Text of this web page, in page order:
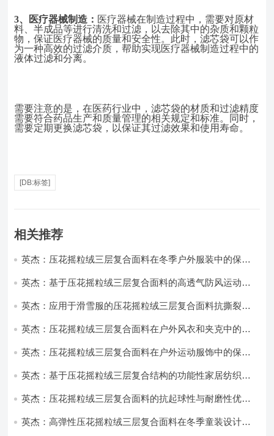
3、 医疗器械制造： 医疗器械在制造过程中，需要对原材
料、半成品等进行清洗和过滤，以去除其中的杂质和颗粒
物，保证医疗器械的质量和安全性。此时，滤芯袋可以作
为一种高效的过滤介质，帮助实现医疗器械制造过程中的
液体过滤和分离。
需要注意的是，在医药行业中，滤芯袋的材质和过滤精度
需要符合药品生产和质量管理的相关规定和标准。同时，
需要定期更换滤芯袋，以保证其过滤效果和使用寿命。
[DB:标签]
相关推荐
英杰：压花摇粒绒三层复合面料在冬季户外服装中的保暖
英杰：基于压花摇粒绒三层复合面料的高透气防风运动服
英杰：应用于滑雪服的压花摇粒绒三层复合面料抗撕裂与
英杰：压花摇粒绒三层复合面料在户外风衣和夹克中的应
英杰：压花摇粒绒三层复合面料在户外运动服饰中的保暖
英杰：基于压花摇粒绒三层复合结构的功能性家居纺织品
英杰：压花摇粒绒三层复合面料的抗起球性与耐磨性优化
英杰：高弹性压花摇粒绒三层复合面料在冬季童装设计中